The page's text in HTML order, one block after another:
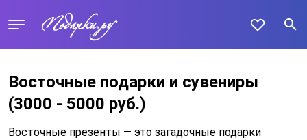
Восточные подарки и сувениры
(3000 - 5000 руб.)
Восточные презенты — это загадочные подарки